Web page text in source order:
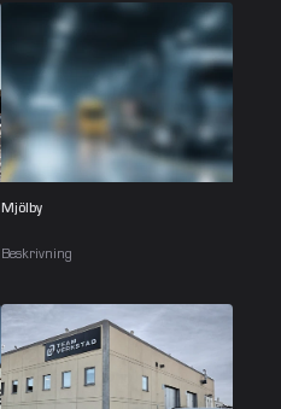
Mjölby
Beskrivning